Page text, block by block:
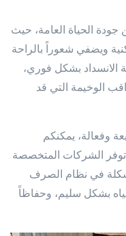
الحياة العامة، حيث
ويضفي شعوراً بالراحة
الانسداد بشكل فوري،
الوخيمة التي قد
وفعالة، يمكنكم
الشركات المتخصصة
في نظام الصرف
بشكل سليم، وحفاظاً